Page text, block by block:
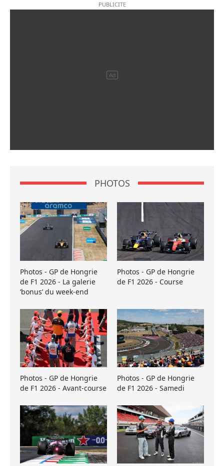
PHOTOS
Photos - GP de Hongrie
de F1 2026 - La galerie
’bonus’ du week-end
Photos - GP de Hongrie
de F1 2026 - Course
Photos - GP de Hongrie
de F1 2026 - Avant-course
Photos - GP de Hongrie
de F1 2026 - Samedi